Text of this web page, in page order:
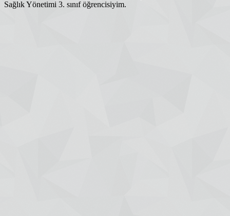
Sağlık Yönetimi 3. sınıf öğrencisiyim.